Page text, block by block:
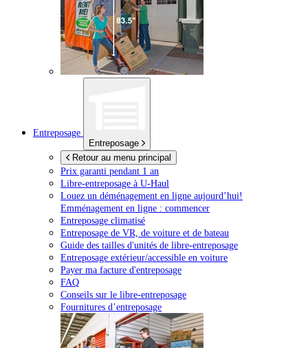
Entreposage
Entreposage
Retour au menu principal
Prix garanti pendant 1 an
Libre-entreposage à U-Haul
Louez un déménagement en ligne aujourd’hui!
Emménagement en ligne : commencer
Entreposage climatisé
Entreposage de VR, de voiture et de bateau
Guide des tailles d'unités de libre-entreposage
Entreposage extérieur/accessible en voiture
Payer ma facture d'entreposage
FAQ
Conseils sur le libre-entreposage
Fournitures d’entreposage